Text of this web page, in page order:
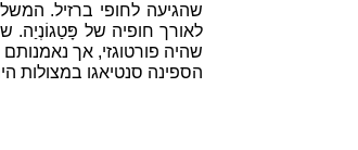
שהגיעה לחופי ברזיל.
שהיה פורטוגזי, אך
הספינה סנטיאגו במצולות